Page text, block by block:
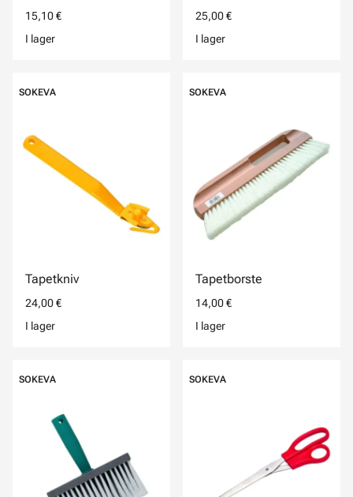
15,10 €
I lager
25,00 €
I lager
SOKEVA
Tapetkniv
24,00 €
I lager
SOKEVA
Tapetborste
14,00 €
I lager
SOKEVA SOKEVA